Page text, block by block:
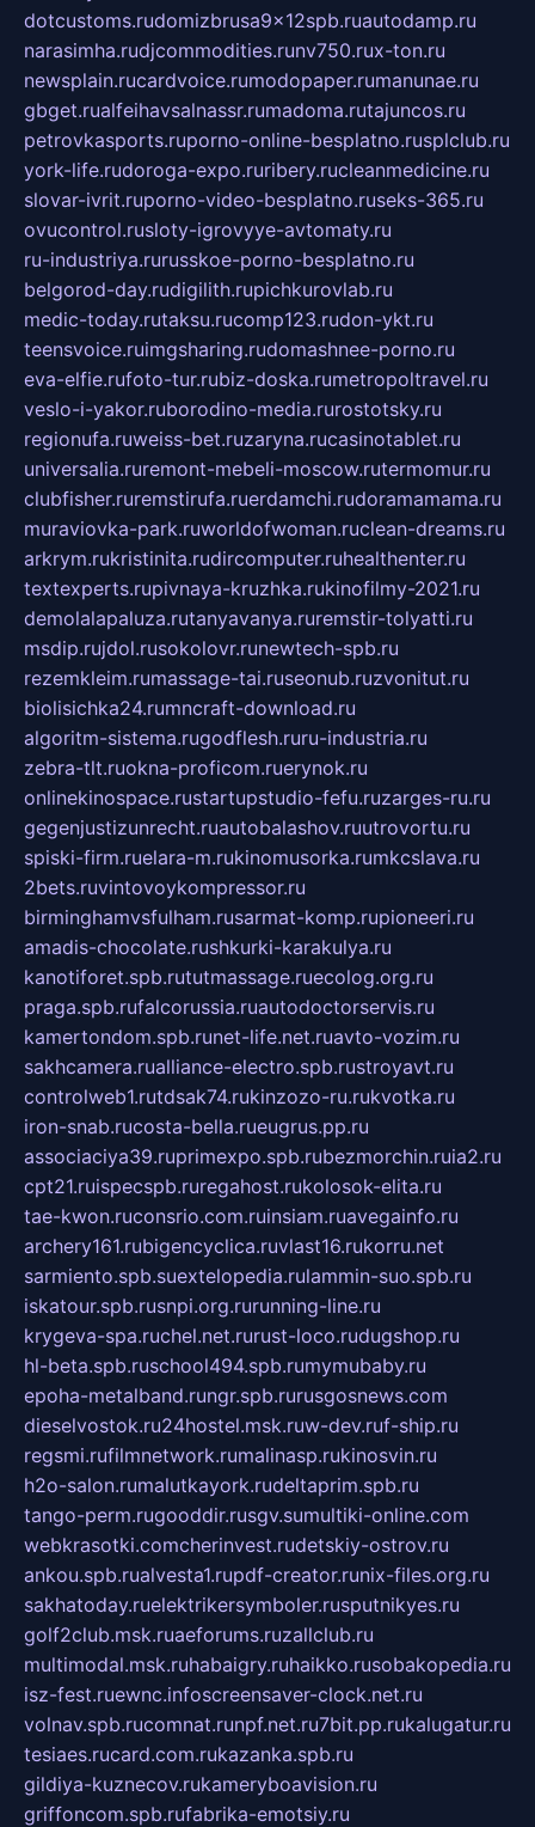
dotcustoms.rudomizbrusa9x12spb.ruautodamp.ru
narasimha.rudjcommodities.runv750.rux-ton.ru
newsplain.rucardvoice.rumodopaper.rumanunae.ru
gbget.rualfeihavsalnassr.rumadoma.rutajuncos.ru
petrovkasports.ruporno-online-besplatno.rusplclub.ru
york-life.rudoroga-expo.ruribery.rucleanmedicine.ru
slovar-ivrit.ruporno-video-besplatno.ruseks-365.ru
ovucontrol.rusloty-igrovyye-avtomaty.ru
ru-industriya.rurusskoe-porno-besplatno.ru
belgorod-day.rudigilith.rupichkurovlab.ru
medic-today.rutaksu.rucomp123.rudon-ykt.ru
teensvoice.ruimgsharing.rudomashnee-porno.ru
eva-elfie.rufoto-tur.rubiz-doska.rumetropoltravel.ru
veslo-i-yakor.ruborodino-media.rurostotsky.ru
regionufa.ruweiss-bet.ruzaryna.rucasinotablet.ru
universalia.ruremont-mebeli-moscow.rutermomur.ru
clubfisher.ruremstirufa.ruerdamchi.rudoramamama.ru
muraviovka-park.ruworldofwoman.ruclean-dreams.ru
arkrym.rukristinita.rudircomputer.ruhealthenter.ru
textexperts.rupivnaya-kruzhka.rukinofilmy-2021.ru
demolalapaluza.rutanyavanya.ruremstir-tolyatti.ru
msdip.rujdol.rusokolovr.runewtech-spb.ru
rezemkleim.rumassage-tai.ruseonub.ruzvonitut.ru
biolisichka24.rumncraft-download.ru
algoritm-sistema.rugodflesh.ruru-industria.ru
zebra-tlt.ruokna-proficom.ruerynok.ru
onlinekinospace.rustartupstudio-fefu.ruzarges-ru.ru
gegenjustizunrecht.ruautobalashov.ruutrovortu.ru
spiski-firm.ruelara-m.rukinomusorka.rumkcslava.ru
2bets.ruvintovoykompressor.ru
birminghamvsfulham.rusarmat-komp.rupioneeri.ru
amadis-chocolate.rushkurki-karakulya.ru
kanotiforet.spb.rututmassage.ruecolog.org.ru
praga.spb.rufalcorussia.ruautodoctorservis.ru
kamertondom.spb.runet-life.net.ruavto-vozim.ru
sakhcamera.rualliance-electro.spb.rustroyavt.ru
controlweb1.rutdsak74.rukinzozo-ru.rukvotka.ru
iron-snab.rucosta-bella.rueugrus.pp.ru
associaciya39.ruprimexpo.spb.rubezmorchin.ruia2.ru
cpt21.ruispecspb.ruregahost.rukolosok-elita.ru
tae-kwon.ruconsrio.com.ruinsiam.ruavegainfo.ru
archery161.rubigencyclica.ruvlast16.rukorru.net
sarmiento.spb.suextelopedia.rulammin-suo.spb.ru
iskatour.spb.rusnpi.org.rurunning-line.ru
krygeva-spa.ruchel.net.rurust-loco.rudugshop.ru
hl-beta.spb.ruschool494.spb.rumymubaby.ru
epoha-metalband.rungr.spb.rurusgosnews.com
dieselvostok.ru24hostel.msk.ruw-dev.ruf-ship.ru
regsmi.rufilmnetwork.rumalinasp.rukinosvin.ru
h2o-salon.rumalutkayork.rudeltaprim.spb.ru
tango-perm.rugooddir.rusgv.sumultiki-online.com
webkrasotki.comcherinvest.rudetskiy-ostrov.ru
ankou.spb.rualvesta1.rupdf-creator.runix-files.org.ru
sakhatoday.ruelektrikersymboler.rusputnikyes.ru
golf2club.msk.ruaeforums.ruzallclub.ru
multimodal.msk.ruhabaigry.ruhaikko.rusobakopedia.ru
isz-fest.ruewnc.infoscreensaver-clock.net.ru
volnav.spb.rucomnat.runpf.net.ru7bit.pp.rukalugatur.ru
tesiaes.rucard.com.rukazanka.spb.ru
gildiya-kuznecov.rukameryboavision.ru
griffoncom.spb.rufabrika-emotsiy.ru